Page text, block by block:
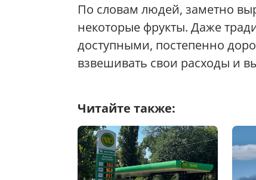
По словам людей, заметно
некоторые фрукты. Даже
доступными, постепенно
взвешивать свои расходы и
Читайте также: